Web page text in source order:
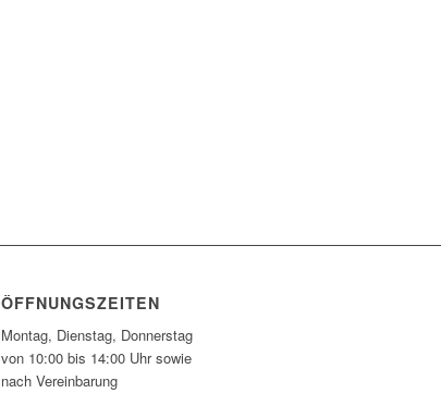
ÖFFNUNGSZEITEN
Montag, Dienstag, Donnerstag
von 10:00 bis 14:00 Uhr sowie
nach Vereinbarung